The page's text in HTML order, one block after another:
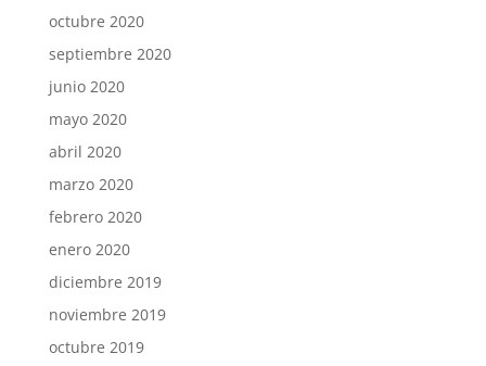
octubre 2020
septiembre 2020
junio 2020
mayo 2020
abril 2020
marzo 2020
febrero 2020
enero 2020
diciembre 2019
noviembre 2019
octubre 2019